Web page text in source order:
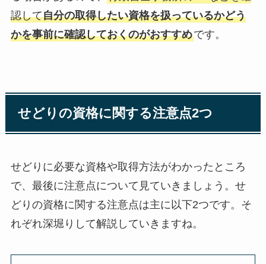
認して自分の取得したい資格を扱っているかどう
かを事前に確認しておくのがおすすめです。
せどりの資格に関する注意点2つ
せどりに必要な資格や取得方法がわかったところ
で、最後に注意点について見ていきましょう。せ
どりの資格に関する注意点は主に以下2つです。そ
れぞれ深堀りして解説していきますね。